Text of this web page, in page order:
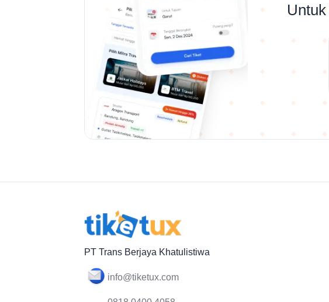
PT Trans Berjaya Khatulistiwa
info@tiketux.com